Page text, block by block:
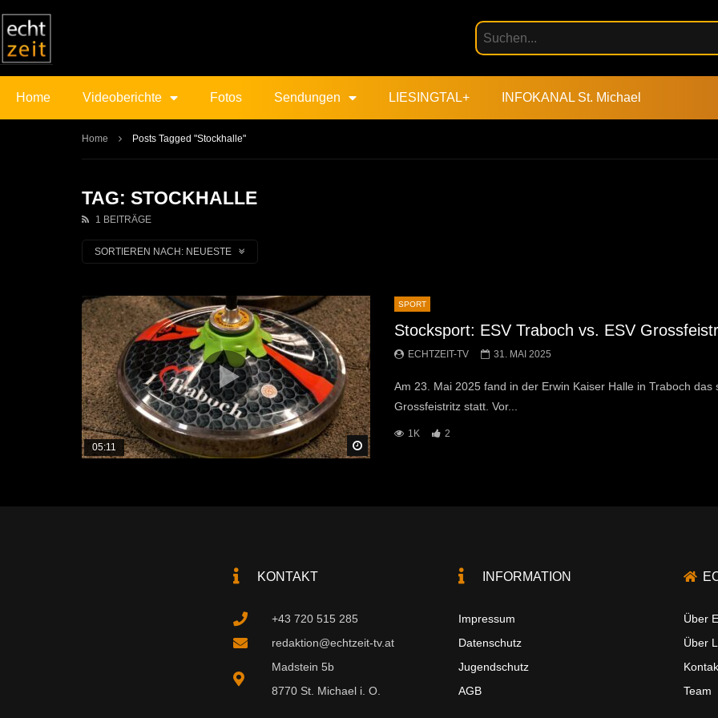
Home Videoberichte Fotos Sendungen LIESINGTAL+ INFOKANAL St. Michael
Home Posts Tagged "Stockhalle"
TAG: STOCKHALLE
1 BEITRÄGE
SORTIEREN NACH: NEUESTE
Später Ansehen
05:11
SPORT
Stocksport: ESV Traboch vs. ESV
ECHTZEIT-TV 31. MAI 2025
Am 23. Mai 2025 fand in der Erwin Kaiser Halle in Traboch
Grossfeistritz statt. Vor...
1K 2
KONTAKT
+43 720 515 285
redaktion@echtzeit-tv.at
Madstein 5b
8770 St. Michael i. O.
INFORMATION
Impressum
Datenschutz
Jugendschutz
AGB
Über
Über
Team